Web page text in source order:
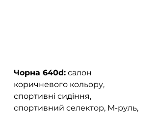
Чорна 640d: салон
коричневого кольору,
спортивні сидіння,
спортивний селектор, М-руль,